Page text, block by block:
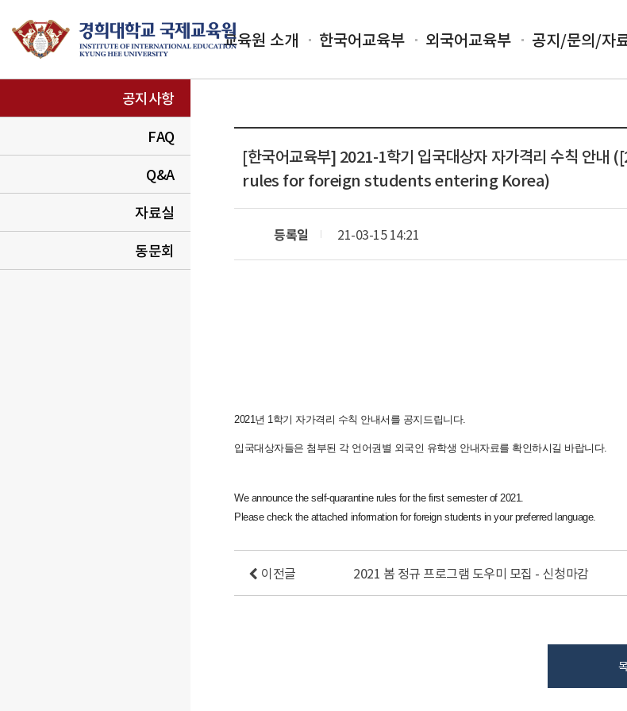
교육원 소개 한국어교육부 외국어교육부 공지/문의/자
공지사항
FAQ
Q&A
자료실
동문회
[한국어교육부] 2021-1학기 입국대상자 자가격리 수칙
rules for foreign students entering Korea)
등록일 21-03-15 14:21
2021년 1학기 자가격리 수칙 안내서를 공지드립니다.
입국대상자들은 첨부된 각 언어권별 외국인 유학생 안내자료를 확인하시길 바랍니다.
We announce the self-quarantine rules for the first semester of 2021.
Please check the attached information for foreign students in your preferred language.
이전글 2021 봄 정규 프로그램 도우미 모집 - 신청마감